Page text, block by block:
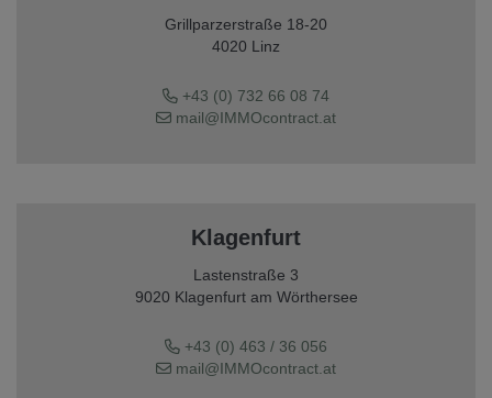
Grillparzerstraße 18-20
4020 Linz
+43 (0) 732 66 08 74
mail@IMMOcontract.at
Klagenfurt
Lastenstraße 3
9020 Klagenfurt am Wörthersee
+43 (0) 463 / 36 056
mail@IMMOcontract.at